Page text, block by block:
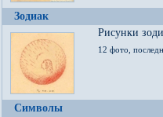
Зодиак
Рисунки
12 фото,
Символы